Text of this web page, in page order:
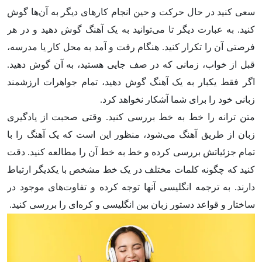
سعی کنید در حال حرکت و حین انجام کارهای دیگر به آن‌ها گوش
کنید. به عبارت دیگر تا می‌توانید به یک آهنگ گوش دهید و در هر
فرصتی آن را تکرار کنید. هنگام رفت و آمد به محل کار یا مدرسه،
قبل از خواب، زمانی که در صف جایی هستید، به آن گوش دهید.
اگر فقط یکبار به یک آهنگ گوش دهید، تمام جواهرات ارزشمند
زبانی خود را برای شما آشکار نخواهد کرد.
متن ترانه را خط به خط بررسی کنید. وقتی صحبت از یادگیری
زبان از طریق آهنگ می‌شود، منظور این است که یک آهنگ را با
تمام جزئیاتش بررسی کرده و خط به خط آن را مطالعه کنید. دقت
کنید که چگونه کلمات مختلف در یک خط مشخص با یکدیگر ارتباط
دارند. به ترجمه انگلیسی آنها توجه کرده و تفاوت‌های موجود در
ساختار و قواعد دستور زبان بین انگلیسی و کره‌ای را بررسی کنید.